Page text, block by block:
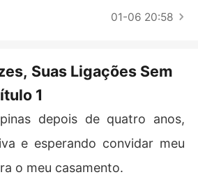
favorecendo Clara cegamente
enterrou a investigação policial,
favoritismo cego foram uma traiç
decidi cortar todos os laços.
01-06 20:58
Suas Ligações Sem
1
depois de quatro anos,
e esperando convidar meu
o meu casamento.